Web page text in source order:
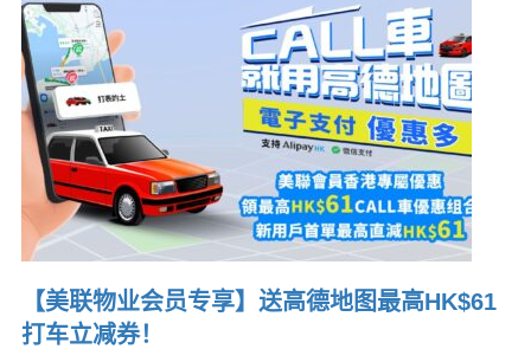
【美联物业会员专享】送高德地图最高HK$61
打车立减券！